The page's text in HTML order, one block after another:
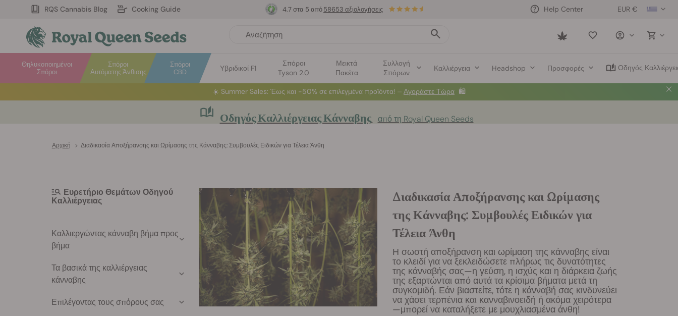
RQS Cannabis Blog Cooking Guide EUR €
Help Center
Saved
Σπόροι
Αυτόματης Άνθισης
Θηλυκοποιημένοι
Σπόροι
Σπόροι
CBD
Υβριδικοί F1
Σπόροι
Tyson 2.0
Μεικτά
Πακέτα
Συλλογή
Σπόρων
Καλλιέργεια Headshop Προσφορές Οδηγός
4.7 στα 5 από58653 αξιολογήσεις
⏳TO 1+1-Προσφορά περιορισμένου χρόνου 2d 18h 5m 35s🌱
Οδηγός Καλλιέργειας Κάνναβης από τη Royal Queen Seeds
Αρχική > Διαδικασία Αποξήρανσης και Ωρίμασης της Κάνναβης: Συμβουλές Ειδικών για Τέλεια Άνθη
Διαδικασία Αποξήρανσης και Ωρίμασης
της Κάνναβης: Συμβουλές Ειδικών για
Τέλεια Άνθη
Η σωστή αποξήρανση και ωρίμαση της κάνναβης είναι
το κλειδί για να ξεκλειδώσετε πλήρως τις δυνατότητες
της κάνναβής σας—η γεύση, η ισχύς και η διάρκεια ζωής
της εξαρτώνται από αυτά τα κρίσιμα βήματα μετά τη
συγκομιδή. Εάν βιαστείτε, τότε η κάνναβή σας κινδυνεύει
να χάσει τερπένια και κανναβινοειδή ή ακόμα χειρότερα
—μπορεί να καταλήξετε με μουχλιασμένα άνθη!
Ευρετήριο Θεμάτων Οδηγού
Καλλιέργειας
Καλλιεργώντας κάνναβη βήμα προς
βήμα
Τα βασικά της καλλιέργειας
κάνναβης
Επιλέγοντας τους σπόρους σας